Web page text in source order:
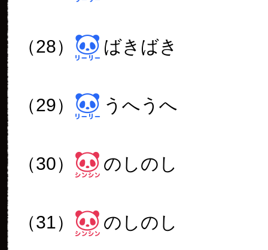
（28） ばきばき
（29） うへうへ
（30） のしのし
（31） のしのし